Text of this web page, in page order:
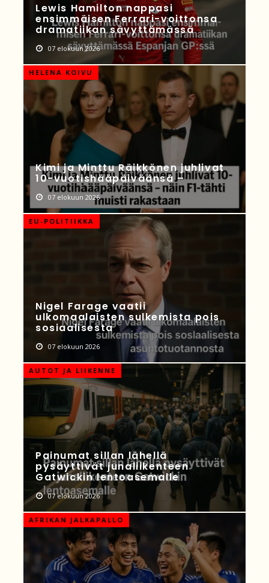
Lewis Hamilton nappasi
ensimmäisen Ferrari-voittonsa
dramatiikan sävyttämässä
07 elokuun 2026
HELENA KOIVU
Kimi ja Minttu Räikkönen juhlivat
10-vuotishääpäiväänsä –
07 elokuun 2026
EU-POLITIIKKA
Nigel Farage vaatii
ulkomaalaisten sulkemista pois
sosiaalisesta
07 elokuun 2026
AUTOT JA LIIKENNE
Painumat sillan lähellä
pysäyttivät junaliikenteen
Gatwickin lentoasemalle
07 elokuun 2026
AFRIKAN JALKAPALLO